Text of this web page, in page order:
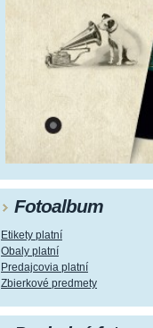
Fotoalbum
Etikety platní
Obaly platní
Predajcovia platní
Zbierkové predmety